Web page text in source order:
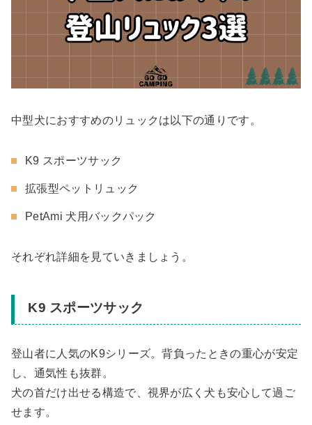
中型犬におすすめのリュックは以下の通りです。
K9 スポーツサック
拡張型ペットリュック
PetAmi 犬用バックパック
それぞれ詳細を見ていきましょう。
K9 スポーツサック
登山者に人気のK9シリーズ。背負ったときの重心が安定
し、通気性も抜群。
犬の首だけ出せる構造で、視界が広く犬も安心して過ご
せます。